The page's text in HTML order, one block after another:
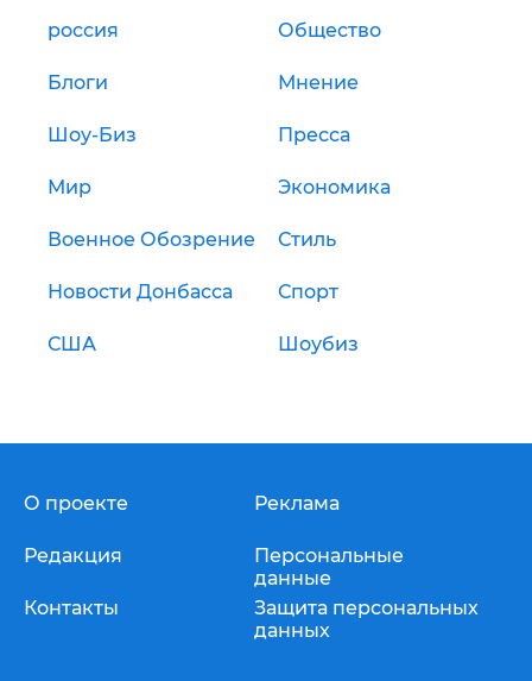
россия Общество
Блоги Мнение
Шоу-Биз Пресса
Мир Экономика
Военное Обозрение Стиль
Новости Донбасса Спорт
США Шоубиз
О проекте
Редакция
Контакты
Реклама
Персональные
данные
Защита персональных
данных